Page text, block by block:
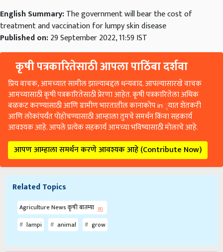
English Summary:The government will bear the cost of
treatment and vaccination for lumpy skin disease
Published on:29 September 2022, 11:59 IST
कृषी पत्रकारितेसाठी आपला पाठिंबा दर्शवा
प्रिय वाचक, आमच्यात सामील झाल्याबद्दल धन्यवाद. आपल्यासारखे वाचक
आमच्यासाठी कृषी पत्रकारितेसाठी प्रेरणा आहेत. कृषी पत्रकारितेला अधिक
बळकट करण्यासाठी आणि ग्रामीण भारतातील कानाकोप in्यात शेतकरी
आणि लोकांपर्यंत पोहोचण्यासाठी आम्हाला तुमचे समर्थन किंवा सहकार्य
आवश्यक आहे. आपले प्रत्येक सहकार्य आमच्या भविष्यासाठी मोलाचे आहे.
आपण आम्हाला समर्थन करणे आवश्यक आहे (Contribute Now)
Related Topics
Agriculture News कृषी बातम्या
lampi
animal grow